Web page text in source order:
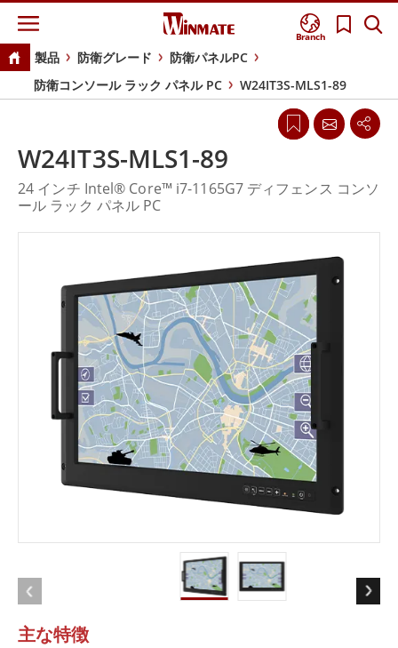
Branch
製品 防衛グレード
防衛パネルPC
防衛コンソール ラック パネル PC
W24IT3S-MLS1-89
主な特徴
W24IT3S-MLS1-89
24 インチ Intel® Core™ i7-1165G7 ディフェンス コンソ
ール ラック パネル PC